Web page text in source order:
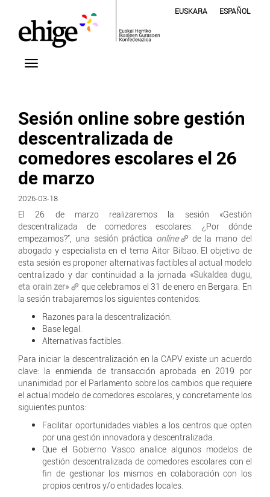
EUSKARA ESPAÑOL
Sesión online sobre gestión
descentralizada de
comedores escolares el 26
de marzo
2026-03-18
El 26 de marzo realizaremos la sesión «Gestión
descentralizada de comedores escolares. ¿Por dónde
empezamos?”, una sesión práctica online
de la mano del
abogado y especialista en el tema Aitor Bilbao. El objetivo de
esta sesión es proponer alternativas factibles al actual modelo
centralizado y dar continuidad a la jornada «Sukaldea dugu,
eta orain zer»
que celebramos el 31 de enero en Bergara. En
la sesión trabajaremos los siguientes contenidos:
Razones para la descentralización.
Base legal.
Alternativas factibles.
Para iniciar la descentralización en la CAPV existe un acuerdo
clave: la enmienda de transacción aprobada en 2019 por
unanimidad por el Parlamento sobre los cambios que requiere
el actual modelo de comedores escolares, y concretamente los
siguientes puntos:
Facilitar oportunidades viables a los centros que opten
por una gestión innovadora y descentralizada.
Que el Gobierno Vasco analice algunos modelos de
gestión descentralizada de comedores escolares con el
fin de gestionar los mismos en colaboración con los
propios centros y/o entidades locales.